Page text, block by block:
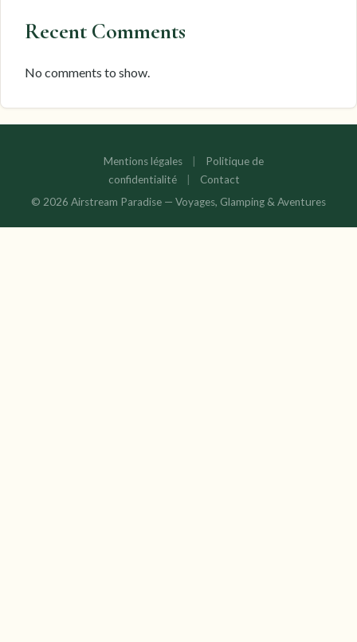
Recent Comments
No comments to show.
Mentions légales
Politique de
confidentialité
Contact
© 2026 Airstream Paradise — Voyages, Glamping & Aventures